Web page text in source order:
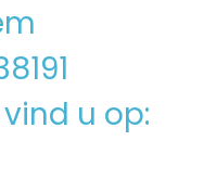
u op: